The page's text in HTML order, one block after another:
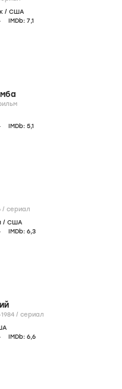
/ США
IMDb: 7,1
IMDb: 5,1
/ сериал
/ США
IMDb: 6,3
/ сериал
IMDb: 6,6